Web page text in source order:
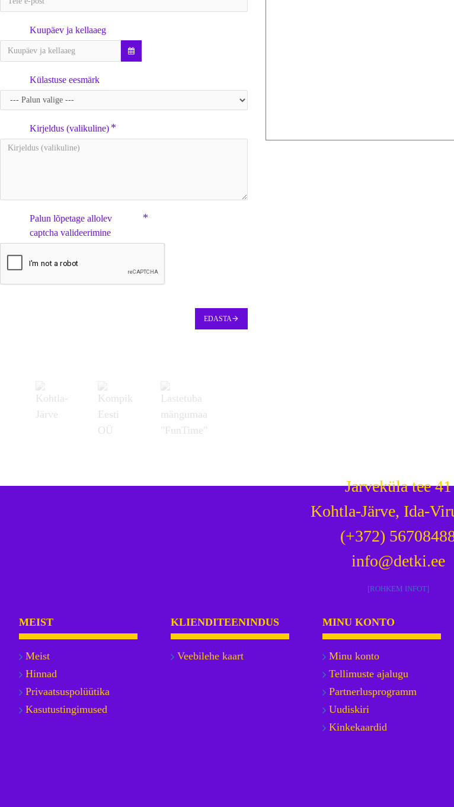
Kuupäev ja kellaaeg
Külastuse eesmärk
Kirjeldus (valikuline)
Palun lõpetage allolev
captcha valideerimine
EDASTA
Jarveküla tee 41
Kohtla-Järve, Ida-
(+372)
info@detki.ee
[ROHKEM INFOT]
MEIST
Meist
Hinnad
Privaatsuspolüütika
Kasutustingimused
KLIENDITEENINDUS
Veebilehe kaart
MINU KONTO
Minu konto
Tellimuste ajalugu
Partnerlusprogramm
Uudiskiri
Kinkekaardid